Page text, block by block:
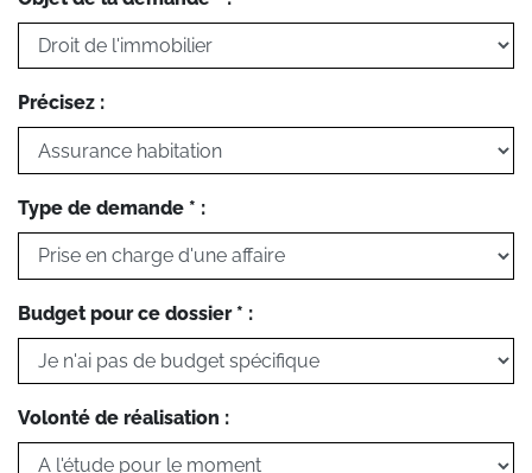
Précisez :
Type de demande * :
Budget pour ce dossier * :
Volonté de réalisation :